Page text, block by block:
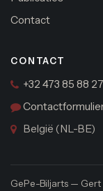
Contact
CONTACT
+32 473 85 88 27
België (NL-BE)
GePe-Biljarts — Gert